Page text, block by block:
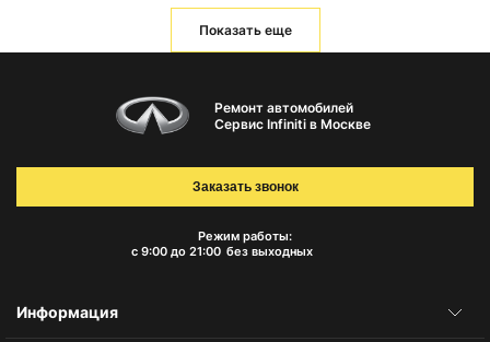
Показать еще
Ремонт автомобилей
Сервис Infiniti в Москве
Режим работы:
с 9:00 до 21:00 без выходных
Заказать звонок
Информация